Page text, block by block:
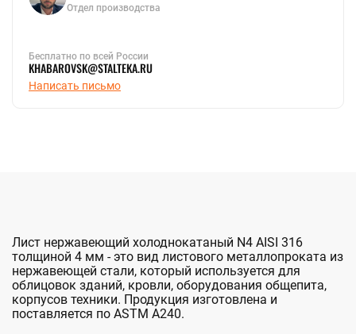
Отдел производства
Бесплатно по всей России
KHABAROVSK@STALTEKA.RU
Написать письмо
Лист нержавеющий холоднокатаный N4 AISI 316
толщиной 4 мм - это вид листового металлопроката из
нержавеющей стали, который используется для
облицовок зданий, кровли, оборудования общепита,
корпусов техники. Продукция изготовлена и
поставляется по ASTM A240.